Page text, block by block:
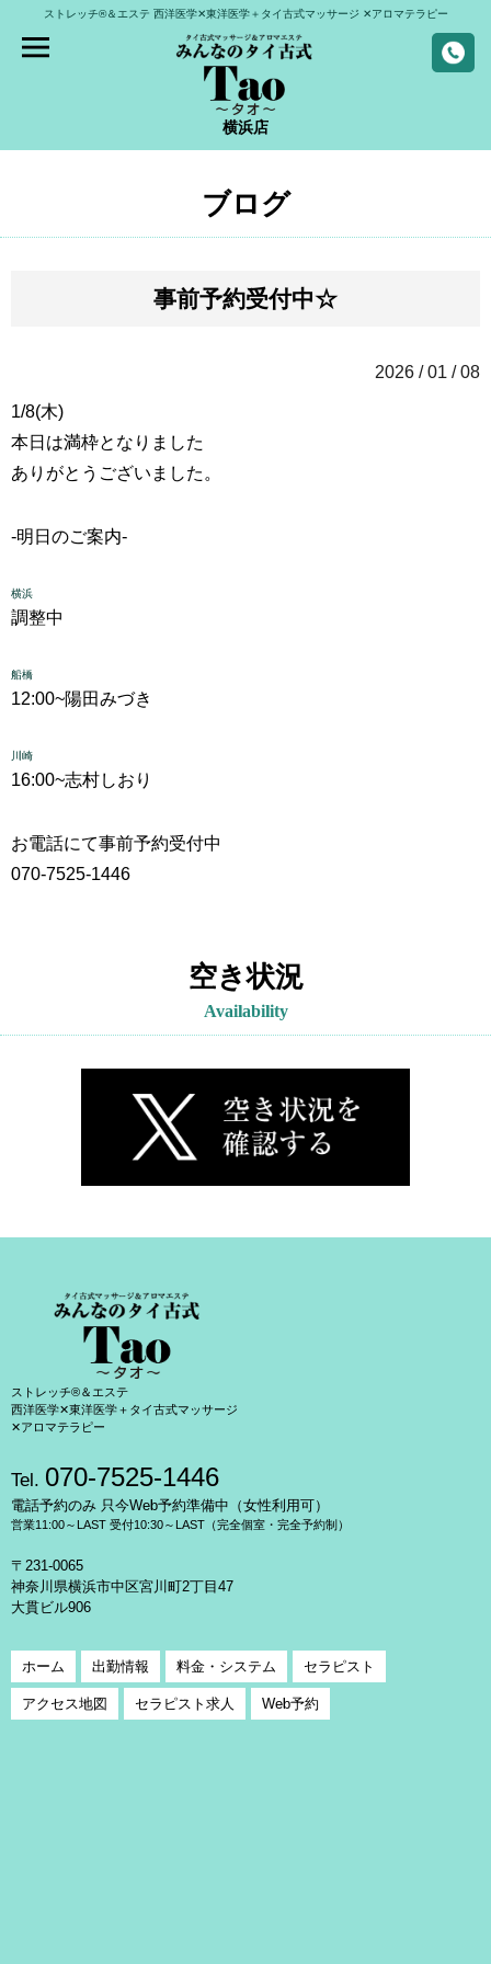
ストレッチ®＆エステ 西洋医学✕東洋医学＋タイ古式マッサージ ✕アロマテラピー
横浜店
ブログ
事前予約受付中☆
2026 / 01 / 08
1/8(木)
本日は満枠となりました
ありがとうございました。
-明日のご案内-
横浜
調整中
船橋
12:00~陽田みづき
川崎
16:00~志村しおり
お電話にて事前予約受付中
070-7525-1446
空き状況
Availability
ストレッチ®＆エステ
西洋医学✕東洋医学＋タイ古式マッサージ
✕アロマテラピー
Tel. 070-7525-1446
電話予約のみ 只今Web予約準備中（女性利用可）
営業11:00～LAST 受付10:30～LAST（完全個室・完全予約制）
〒231-0065
神奈川県横浜市中区宮川町2丁目47
大貫ビル906
ホーム 出勤情報 料金・システム セラピスト
アクセス地図 セラピスト求人 Web予約